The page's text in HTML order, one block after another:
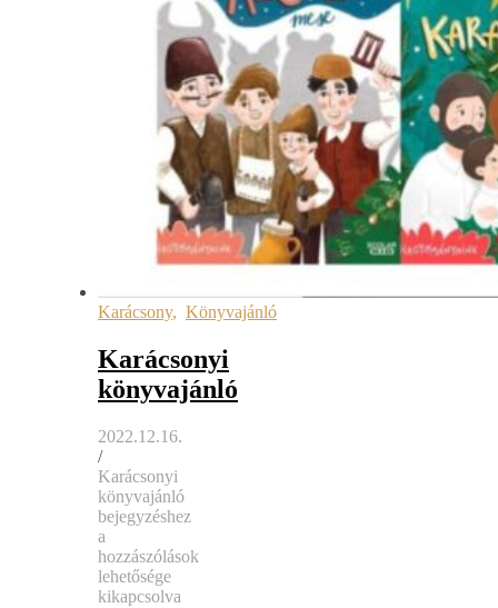
Karácsony, Könyvajánló
Karácsonyi
könyvajánló
2022.12.16.
/
Karácsonyi
könyvajánló
bejegyzéshez
a
hozzászólások
lehetősége
kikapcsolva